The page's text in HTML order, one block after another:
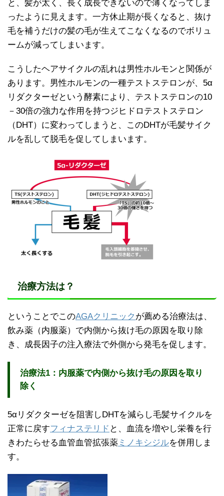
と、髪が太く、長く成長できないので薄くなってしま
ったように見えます。一方休止期が長くなると、抜け
毛を補うだけの髪の毛が生えてこなくなるのでボリュ
ームが減ってしまいます。
こうしたヘアサイクルの乱れは男性ホルモンと関係が
あります。男性ホルモンの一種テストステロンが、5α
リダクターゼという酵素により、テストステロンの10
－30倍の強力な作用を持つジヒドロテストステロン
（DHT）に変わってしまうと、このDHTが毛髪サイク
ルを乱して脱毛を促してしまいます。
治療方法は？
ということでこのAGAクリニック が薦める治療法は、
飲み薬（内服薬）で内側から抜け毛の原因を取り除
き、成長因子の注入療法で外側から発毛を促します。
治療法1：内服薬で内側から抜け毛の原因を取り
除く
5αリダクターゼを阻害しDHTを減らし毛髪サイクルを
正常に戻すフィナステリド と、血流を増やし栄養を行
きわたらせる血管血管拡張薬 ミノキシジルを併用しま
す。